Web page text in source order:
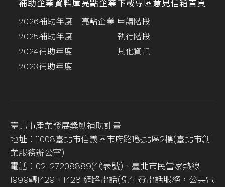
補助企業資料庫
2026補助年度
2025補助年度
2024補助年度
2023補助年度
亮點企業
亮點企業
下載專區
申請階段
執行階段
其他資訊
意見信箱首頁
臺北市產業發展獎勵補助計畫
地址：11008臺北市信義區市府路1號北區2樓(臺北市創
業服務辦公室)
電話：02-27208889(代表號)、臺北市民當家熱線
1999轉1429、1428 網路電話(免付費電話服務，公共電